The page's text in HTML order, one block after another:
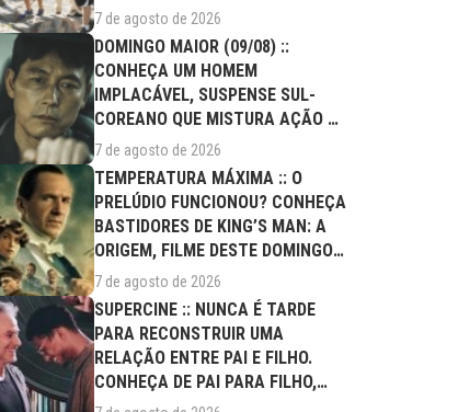
ELENCO!
7 de agosto de 2026
DOMINGO MAIOR (09/08) ::
CONHEÇA UM HOMEM
IMPLACÁVEL, SUSPENSE SUL-
COREANO QUE MISTURA AÇÃO E
DRAMA FAMILIAR
7 de agosto de 2026
TEMPERATURA MÁXIMA :: O
PRELÚDIO FUNCIONOU? CONHEÇA
BASTIDORES DE KING’S MAN: A
ORIGEM, FILME DESTE DOMINGO
(09/08)
7 de agosto de 2026
SUPERCINE :: NUNCA É TARDE
PARA RECONSTRUIR UMA
RELAÇÃO ENTRE PAI E FILHO.
CONHEÇA DE PAI PARA FILHO,
FILME DESTE...